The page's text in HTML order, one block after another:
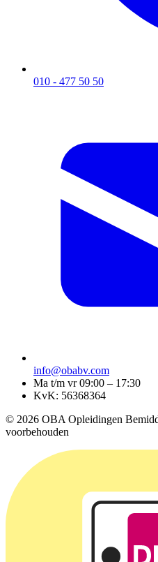
010 - 477 50 50
info@obabv.com
Ma t/m vr 09:00 – 17:30
KvK: 56368364
© 2026 OBA Opleidingen
voorbehouden